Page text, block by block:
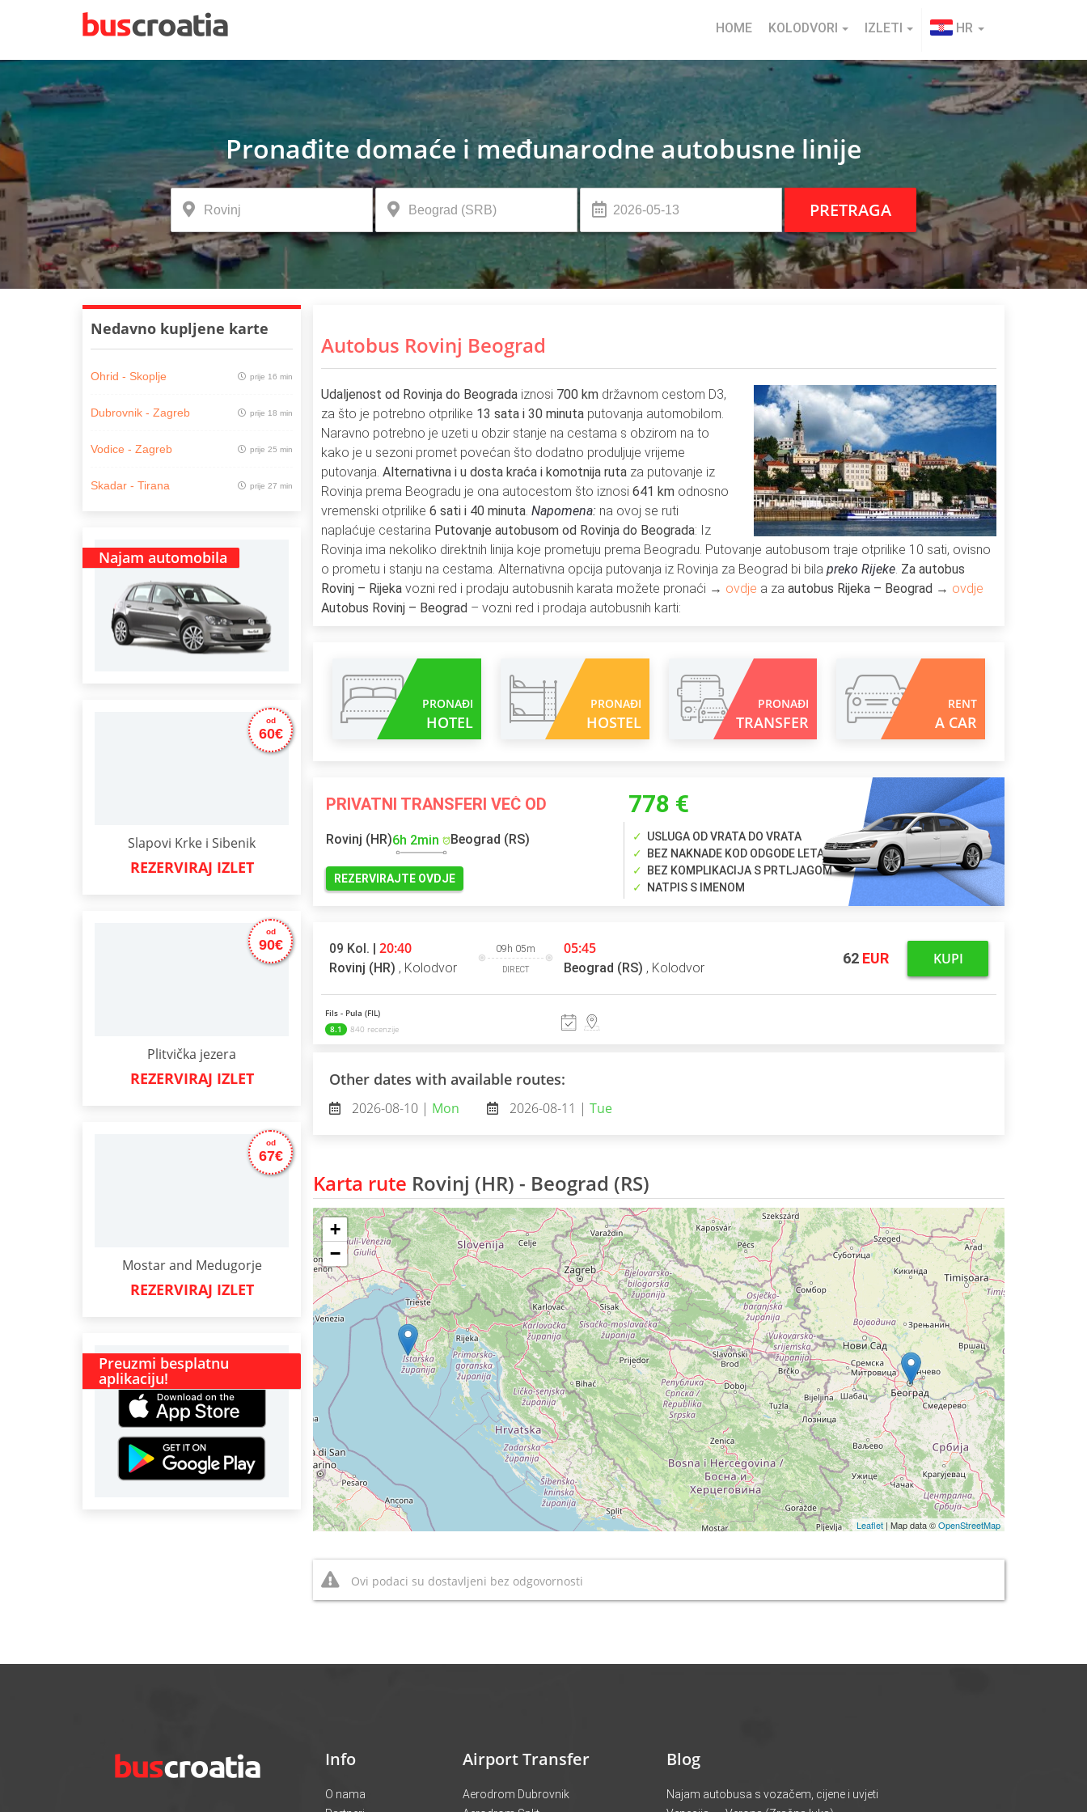
HOME KOLODVORI IZLETI HR
Pronađite domaće i međunarodne autobusne linije
PRETRAGA
Nedavno kupljene karte
Ohrid - Skoplje prije 16 min
Dubrovnik - Zagreb prije 18 min
Vodice - Zagreb prije 25 min
Skadar - Tirana prije 27 min
Najam automobila
Slapovi Krke i Sibenik
od
60€
REZERVIRAJ IZLET
Plitvička jezera
od
90€
REZERVIRAJ IZLET
Mostar and Medugorje
od
67€
REZERVIRAJ IZLET
Preuzmi besplatnu
aplikaciju!
Autobus Rovinj Beograd
Udaljenost od Rovinja do Beograda iznosi 700 km državnom cestom D3,
za što je potrebno otprilike 13 sata i 30 minuta putovanja automobilom.
Naravno potrebno je uzeti u obzir stanje na cestama s obzirom na to
kako je u sezoni promet povećan što dodatno produljuje vrijeme
putovanja. Alternativna i u dosta kraća i komotnija ruta za putovanje iz
Rovinja prema Beogradu je ona autocestom što iznosi 641 km odnosno
vremenski otprilike 6 sati i 40 minuta. Napomena: na ovoj se ruti
naplaćuje cestarina Putovanje autobusom od Rovinja do Beograda: Iz
Rovinja ima nekoliko direktnih linija koje prometuju prema Beogradu. Putovanje autobusom traje otprilike 10 sati, ovisno
o prometu i stanju na cestama. Alternativna opcija putovanja iz Rovinja za Beograd bi bila preko Rijeke. Za autobus
Rovinj – Rijeka vozni red i prodaju autobusnih karata možete pronaći → ovdje a za autobus Rijeka – Beograd → ovdje
Autobus Rovinj – Beograd – vozni red i prodaja autobusnih karti:
PRONAĐI
HOTEL
PRONAĐI
HOSTEL
PRONAĐI
TRANSFER
RENT
A CAR
PRIVATNI TRANSFERI VEĆ OD 778 €
Rovinj (HR)6h 2min Beograd (RS)
REZERVIRAJTE OVDJE
USLUGA OD VRATA DO VRATA
BEZ NAKNADE KOD ODGODE LETA
BEZ KOMPLIKACIJA S PRTLJAGOM
NATPIS S IMENOM
09 Kol. | 20:40
Rovinj (HR) , Kolodvor
09h 05m
DIRECT
05:45
Beograd (RS) , Kolodvor
62 EUR KUPI
Fils - Pula (FIL)
8.1
840 recenzije
Other dates with available routes:
2026-08-10 | Mon 2026-08-11 | Tue
Karta rute Rovinj (HR) - Beograd (RS)
+
−
Leaflet | Map data ©OpenStreetMap
Ovi podaci su dostavljeni bez odgovornosti
Info
O nama
Airport Transfer
Aerodrom Dubrovnik
Blog
Najam autobusa s vozačem, cijene i uvjeti